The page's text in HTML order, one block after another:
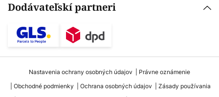
Dodávateľskí partneri
Nastavenia ochrany osobných údajov
Právne oznámenie
Obchodné podmienky
Ochrana osobných údajov
Zásady používania